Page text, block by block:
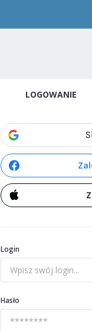
LOGOWANIE
Login
Hasło